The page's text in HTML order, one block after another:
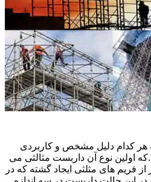
هر کدام دلیل مشخص و کاربردی
اولین نوع آن داربست مثالثی می
فریم های مثلثی ایجاد گشته که در